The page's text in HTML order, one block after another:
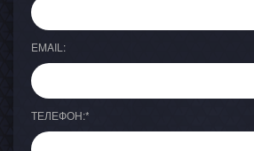
EMAIL:
ТЕЛЕФОН:*